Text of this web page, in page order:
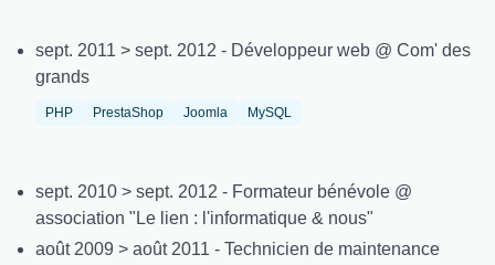
sept. 2011 > sept. 2012 - Développeur web @ Com' des
grands
PHP PrestaShop Joomla MySQL
sept. 2010 > sept. 2012 - Formateur bénévole @
association "Le lien : l'informatique & nous"
août 2009 > août 2011 - Technicien de maintenance